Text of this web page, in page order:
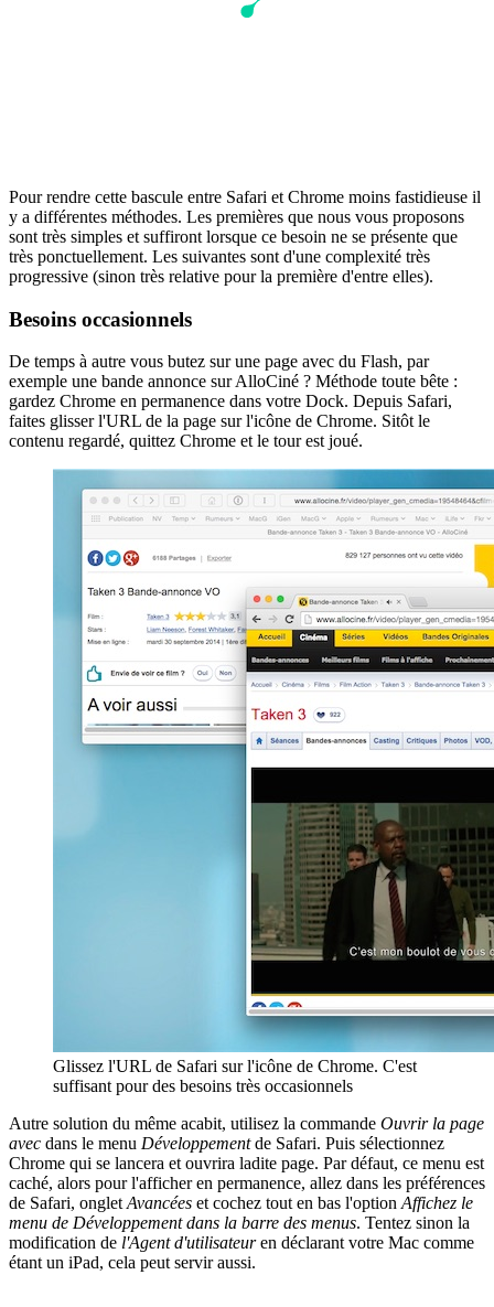
Pour rendre cette bascule entre Safari et Chrome moins fastidieuse il
y a différentes méthodes. Les premières que nous vous proposons
sont très simples et suffiront lorsque ce besoin ne se présente que
très ponctuellement. Les suivantes sont d'une complexité très
progressive (sinon très relative pour la première d'entre elles).
Besoins occasionnels
De temps à autre vous butez sur une page avec du Flash, par
exemple une bande annonce sur AlloCiné ? Méthode toute bête :
gardez Chrome en permanence dans votre Dock. Depuis Safari,
faites glisser l'URL de la page sur l'icône de Chrome. Sitôt le
contenu regardé, quittez Chrome et le tour est joué.
Glissez l'URL de Safari sur l'icône de Chrome. C'est
suffisant pour des besoins très occasionnels
Autre solution du même acabit, utilisez la commande Ouvrir la page
avec dans le menu Développementde Safari. Puis sélectionnez
Chrome qui se lancera et ouvrira ladite page. Par défaut, ce menu est
caché, alors pour l'afficher en permanence, allez dans les préférences
de Safari, ongletAvancées et cochez tout en bas l'optionAffichez le
menu de Développement dans la barre des menus. Tentez sinon la
modification de l'Agent d'utilisateuren déclarant votre Mac comme
étant un iPad, cela peut servir aussi.